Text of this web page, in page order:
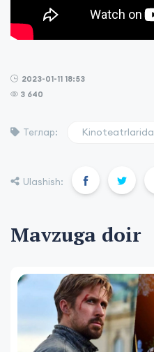
2023-01-11 18:53
3 640
Теглар: Kinoteatrlarida
Ulashish:
Mavzuga doir